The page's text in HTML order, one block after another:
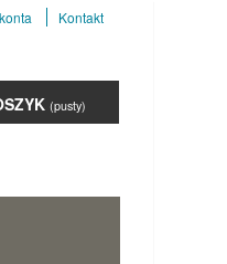
Kontakt
(pusty)